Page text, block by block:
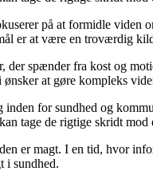
på at formidle
er at være en troværdig
der spænder fra kost og
at gøre kompleks
inden for sundhed og
tage de rigtige skridt mod
er magt. I en tid, hvor
i sundhed.